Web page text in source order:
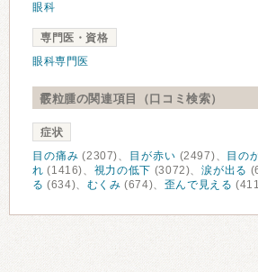
眼科
専門医・資格
眼科専門医
霰粒腫の関連項目（口コミ検索）
症状
目の痛み (2307)、 目が赤い (2497)、 目の
れ (1416)、 視力の低下 (3072)、涙が出る
る (634)、 むくみ (674)、 歪んで見える